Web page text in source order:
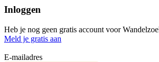
Inloggen
Heb je nog geen gratis account voor
Meld je gratis aan
E-mailadres